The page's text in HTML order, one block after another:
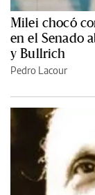
Milei chocó
en el Senado
y Bullrich
Pedro Lacour